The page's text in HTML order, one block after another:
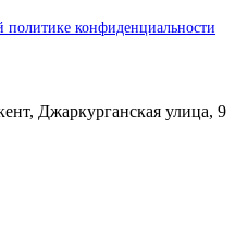
конфиденциальности
Джаркурганская улица, 9